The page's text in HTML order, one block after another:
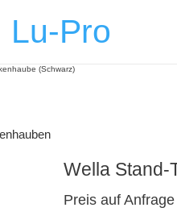
Lu-Pro
(Schwarz)
Wella Stand-
Preis auf Anfrage